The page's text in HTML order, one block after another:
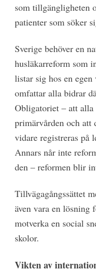
som tillgängligheten
patienter som söker
Sverige behöver en
husläkarreform som
listar sig hos en
omfattar alla bidrar
Obligatoriet – att alla
primärvården och
vidare registreras på
Annars når inte
den – reformen blir
Tillvägagångssättet
även vara en lösning
motverka en social
skolor.
Vikten av